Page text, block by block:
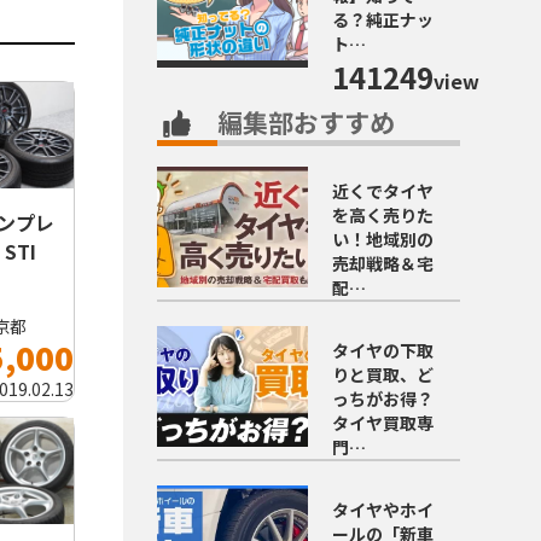
プレ
STI
都
る？純正ナッ
ト…
141249view
編集部おすすめ
近くでタイヤ
を高く売りた
い！地域別の
売却戦略＆宅
配…
タイヤの下取
りと買取、ど
っちがお得？
タイヤ買取専
門…
タイヤやホイ
ールの「新車